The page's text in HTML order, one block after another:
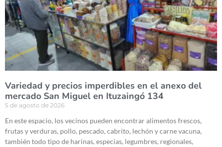
Variedad y precios imperdibles en el anexo del
mercado San Miguel en Ituzaingó 134
5 de agosto de 2026
En este espacio, los vecinos pueden encontrar alimentos frescos,
frutas y verduras, pollo, pescado, cabrito, lechón y carne vacuna,
también todo tipo de harinas, especias, legumbres, regionales,